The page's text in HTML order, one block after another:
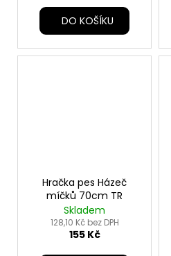
DO KOŠÍKU
Hračka pes Házeč
míčků 70cm TR
Skladem
128,10 Kč bez DPH
155 Kč